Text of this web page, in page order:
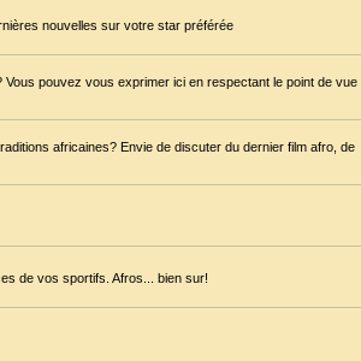
nouvelles sur votre star préférée
pouvez vous exprimer ici en respectant le point de vue
africaines? Envie de discuter du dernier film afro, de
de vos sportifs. Afros... bien sur!